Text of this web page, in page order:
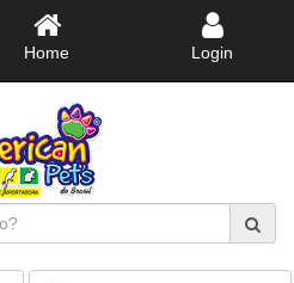
Home Login